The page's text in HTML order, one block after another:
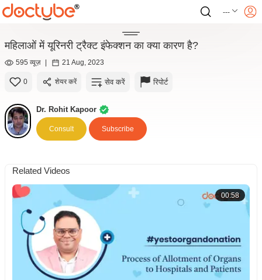
---
महिलाओं में यूरिनरी ट्रैक्ट इंफेक्शन का क्या कारण है?
595 व्यूज़ | 21 Aug, 2023
0 शेयर करें सेव करें रिपोर्ट
Dr. Rohit Kapoor
Consult Subscribe
Related Videos
00:58